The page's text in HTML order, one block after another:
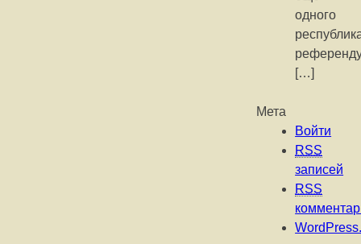
одного
[…]
Мета
Войти
RSS
записей
RSS